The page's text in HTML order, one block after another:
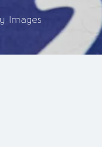
Images